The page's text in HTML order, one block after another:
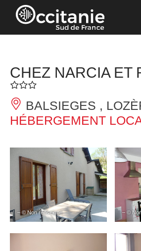
Panneau de gestion des cookies
CHEZ NARCIA ET
BALSIEGES ,
HÉBERGEMENT
– © Non renseigné – ©